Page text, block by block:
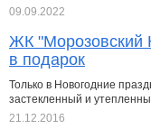
09.09.2022
ЖК "Морозовский
в подарок
Только в Новогодние
застекленный и
21.12.2016